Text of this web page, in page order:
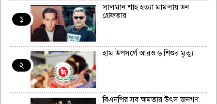
১
সালমান শাহ হত্যা মামলায় ডন
গ্রেফতার
২
হাম উপসর্গে আরও ৬ শিশুর মৃত্যু
বিএনপির সব ক্ষমতার উৎস জনগণ: